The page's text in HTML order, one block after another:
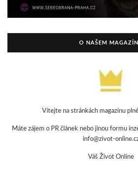
O NAŠEM
Vítejte na stránkách magazínu
Máte zájem o PR článek nebo jinou formu
info@zivot-
Váš Život Online